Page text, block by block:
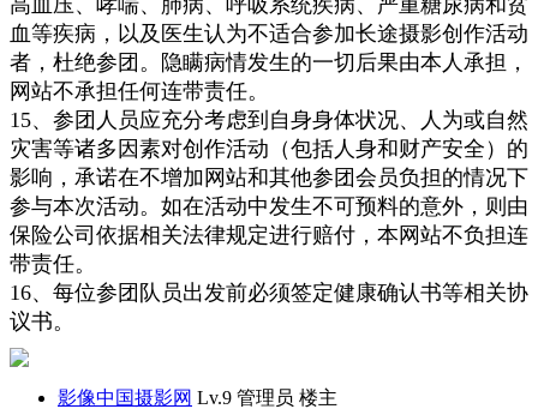
高血压、哮喘、肺病、呼吸系统疾病、严重糖尿病和贫
血等疾病，以及医生认为不适合参加长途摄影创作活动
者， 杜绝参团。 隐瞒病情发生的一切 后果由本人承担，
网站不承担任何连带责任。
15、参团人员应充分考虑到自身身体状况、人为或自然
灾害等诸多因素对创作活动（包括人身和财产安全）的
影响，承诺在不增加网站和其他参团会员负担的情况下
参与本次活动。如在活动中发生不可预料的意外，则由
保险公司依据相关法律规定进行赔付，本网站不负担连
带责任。
16、 每位参团队员出发前必须签定健康确认书等相关协
议书。
影像中国摄影网 Lv.9 管理员 楼主